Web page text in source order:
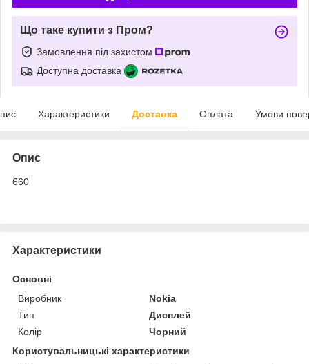
Що таке купити з Пром?
Замовлення під захистом
Доступна доставка
Характеристики Доставка Оплата Умови
Опис
660
Характеристики
Основні
Виробник
Nokia
Тип
Дисплей
Колір
Чорний
Користувальницькі характеристики